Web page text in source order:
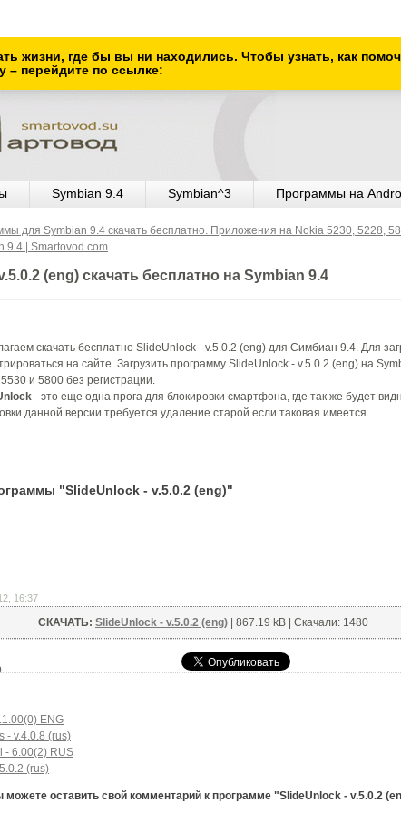
жизни, где бы вы ни находились. Чтобы узнать, как
– перейдите по ссылке:
Symbian 9.4 Symbian^3 Программы на
для Symbian 9.4 скачать бесплатно. Приложения на Nokia 5230, 5228,
9.4 | Smartovod.com.
(eng) скачать бесплатно на Symbian 9.4
скачать бесплатно SlideUnlock - v.5.0.2 (eng) для Симбиан 9.4. Для
на сайте. Загрузить программу SlideUnlock - v.5.0.2 (eng) на
и 5800 без регистрации.
- это еще одна прога для блокировки смартфона, где так же будет
данной версии требуется удаление старой если таковая имеется.
"SlideUnlock - v.5.0.2 (eng)"
16:37
СКАЧАТЬ: SlideUnlock - v.5.0.2 (eng) | 867.19 kB | Скачали: 1480
ENG
- v.4.0.8 (rus)
- 6.00(2) RUS
(rus)
можете оставить свой комментарий к программе "SlideUnlock - v.5.0.2